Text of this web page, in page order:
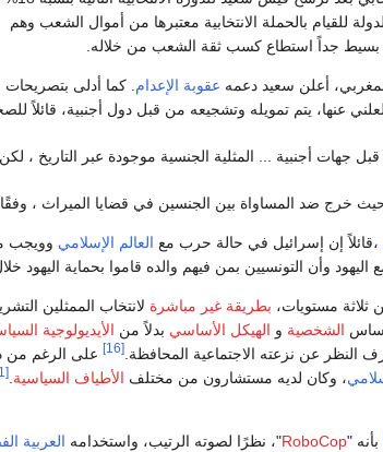
للقيام بالحملة الانتخابية معتبرها من أموال الشعب وهم
بسيط جداً استطاع كسب ثقة الشعب من خلاله.
عقوبة الإعدام. كما أدلى بتصريحات
عنها، يتم تمويله وتشجيعه من قبل دول أجنبية، قائلاً
جهات أجنبية ... المثلية الجنسية موجودة عبر التاريخ ،
خرج ضد المساواة بين الجنسين في قضايا الميراث ،
،قائلاً إن إسرائيل في حالة حرب مع العالم الإسلامي وويجب
وأن التونسيين بمن فيهم والده قاموا بحماية اليهود
ثلاثة مستويات، بطريقة غير مباشرة لانتخاب الممثلين
أساس الشخصية و الهيكل الأساسي بدلاً من الأيديولوجية
النظر عن نزعته الاجتماعية المحافظة.[16] على الرغم من
، وكان لديه مستشارون من مختلف الأطياف السياسية.
[21]
بأنه "RoboCop"، نظرًا لصوته الرتيب، واستخدامه العربية